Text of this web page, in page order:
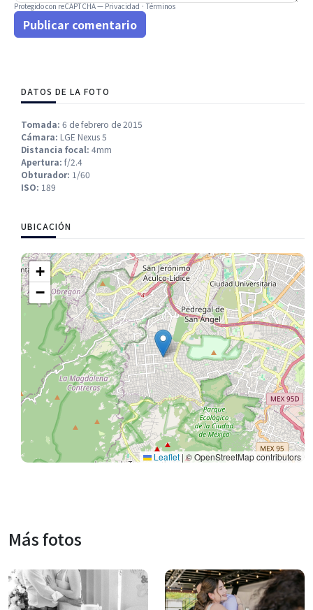
Protegido con reCAPTCHA —Privacidad·Términos
Publicar comentario
DATOS DE LA FOTO
Tomada: 6 de febrero de 2015
Cámara: LGE Nexus 5
Distancia focal: 4mm
Apertura: f/2.4
Obturador: 1/60
ISO: 189
UBICACIÓN
+
−
Leaflet |© OpenStreetMap contributors
Más fotos